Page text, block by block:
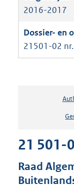
2016-2017
21501-02
21 501-
Raad